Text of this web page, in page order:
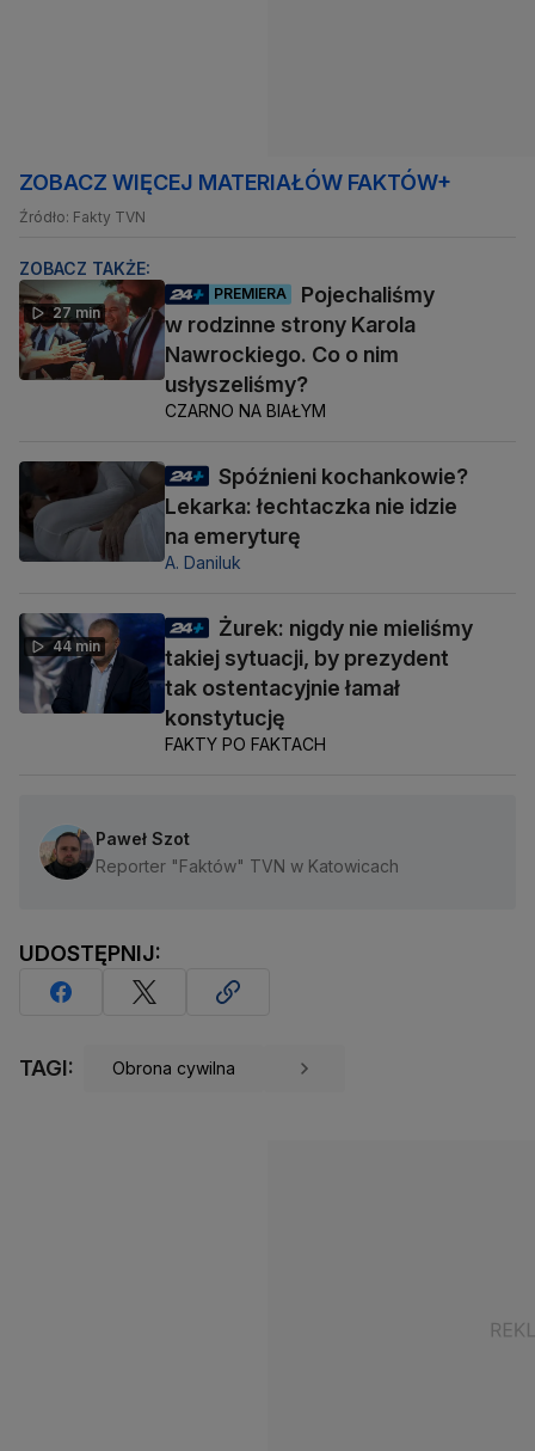
ZOBACZ WIĘCEJ MATERIAŁÓW FAKTÓW+
Źródło: Fakty TVN
ZOBACZ TAKŻE:
27 min
PREMIERA
Pojechaliśmy
w rodzinne strony Karola
Nawrockiego. Co o nim
usłyszeliśmy?
CZARNO NA BIAŁYM
Spóźnieni kochankowie?
Lekarka: łechtaczka nie idzie
na emeryturę
A. Daniluk
44 min
Żurek: nigdy nie mieliśmy
takiej sytuacji, by prezydent
tak ostentacyjnie łamał
konstytucję
FAKTY PO FAKTACH
Paweł Szot
Reporter "Faktów" TVN w Katowicach
UDOSTĘPNIJ:
TAGI: Obrona cywilna